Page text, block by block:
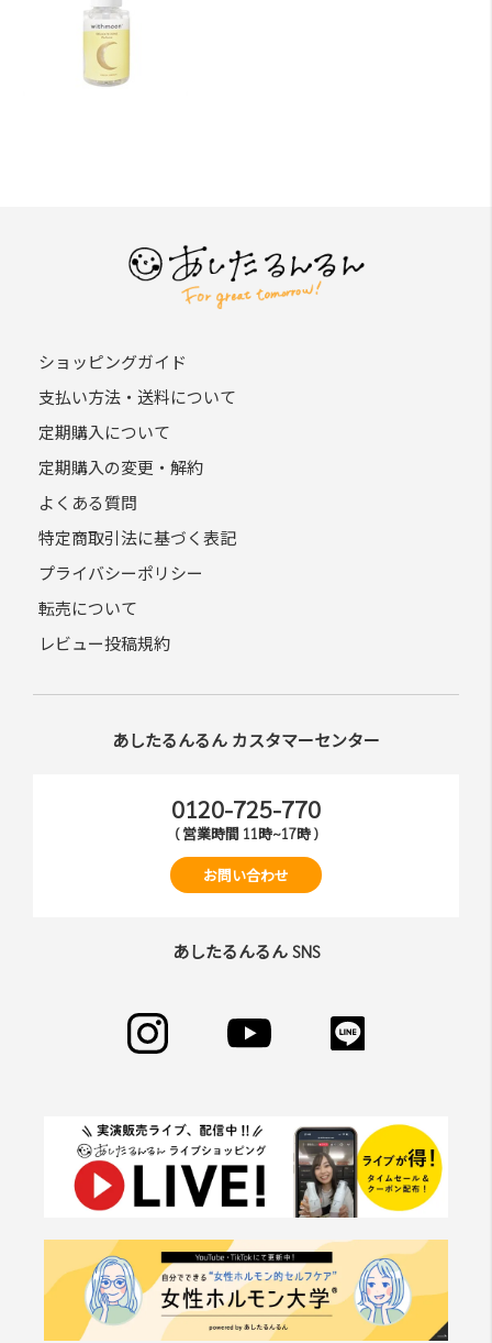
ショッピングガイド
支払い方法・送料について
定期購入について
定期購入の変更・解約
よくある質問
特定商取引法に基づく表記
プライバシーポリシー
転売について
レビュー投稿規約
あしたるんるん カスタマーセンター
0120-725-770
( 営業時間 11時~17時 )
お問い合わせ
あしたるんるん SNS